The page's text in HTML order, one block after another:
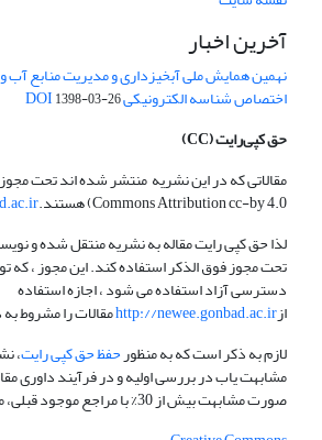
آخرین اخبار
نهمین همایش ملی آبخیزداری و مدیریت منابع آب
اختصاص شناسه الکترونیکی DOI1398-03-26
حق کپی‌رایت(CC)
Commons Attribution cc-by 4.0) هستند.
لذا حق کپی رایت مقاله به نشریه منتقل شده و
تحت مجوز فوق الذکر استفاده کند. این مجوز ، که
دسترسی آزاد استفاده می شود ، اجازه استفاده
ازhttp://newee.gonbad.ac.irمقالات را مشروط
لازم به ذکر است که به منظورحفظ حق کپی رایت،
مشابهت یاب در بررسی اولیه و در فرآیند داوری
صورت مشابهت بیش از 30% با مراجع موجود قبلی، مقاله رد خواهد شد.